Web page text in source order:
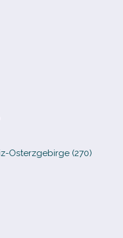
​Osterzgebirge (270)